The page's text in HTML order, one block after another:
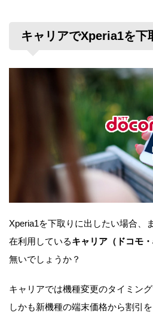
キャリアでXperia1を下
Xperia1を下取りに出したい場合、
在利用しているキャリア（ドコモ
無いでしょうか？
キャリアでは機種変更のタイミン
しかも新機種の端末価格から割引